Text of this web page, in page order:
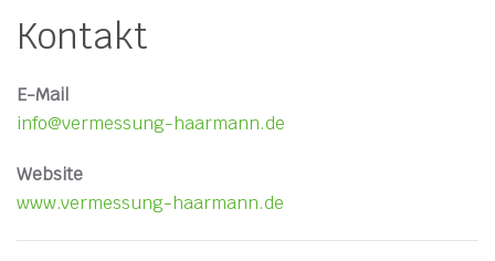
Kontakt
E-Mail
info@vermessung-haarmann.de
Website
www.vermessung-haarmann.de